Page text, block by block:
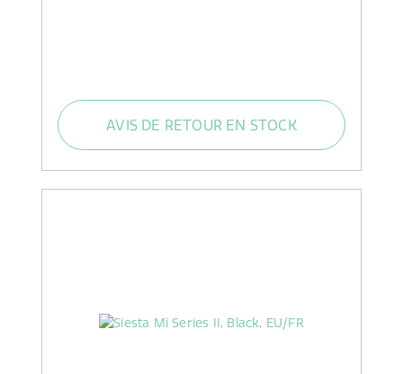
AVIS DE RETOUR EN STOCK